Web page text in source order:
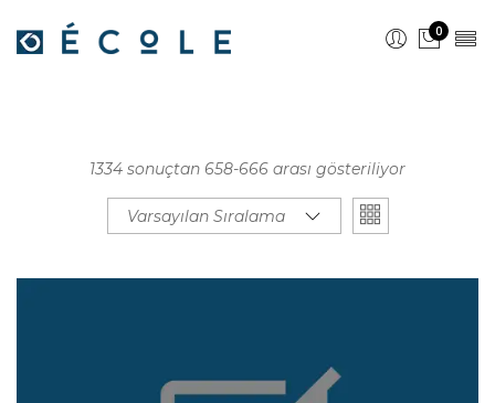
0
1334 sonuçtan 658-666 arası gösteriliyor
Varsayılan Sıralama